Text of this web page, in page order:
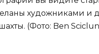
художниками и
(Фото: Ben